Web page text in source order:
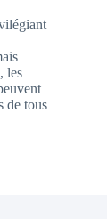
les
de tous